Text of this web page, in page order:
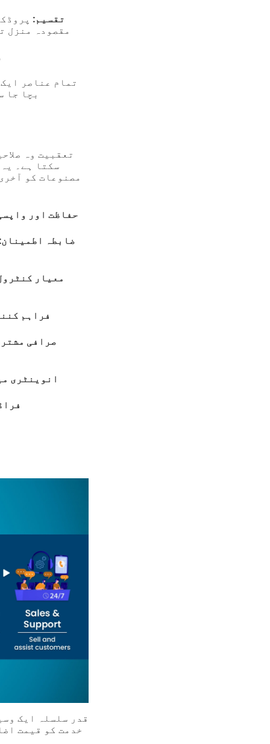
تقسیم:
مقصودہ منزل
تمام عناصر
بچا جا
تعقبیت وہ
سکتا ہے۔
مصنوعات کو
حفاظت اور
ضابطہ اطمینان:
معیار
فراہم
صرافی
انوینٹری
قدر سلسلہ ایک
خدمت کو قیمت